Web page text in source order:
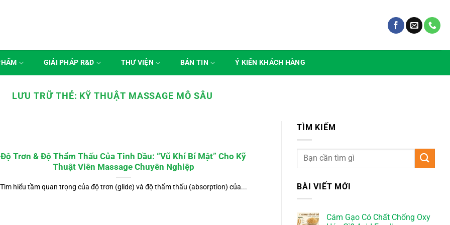
GIẢI PHÁP R&D THƯ VIỆN BẢN TIN Ý KIẾN KHÁCH HÀNG
LƯU TRỮ THẺ: KỸ THUẬT MASSAGE MÔ SÂU
Độ Trơn & Độ Thẩm Thấu Của Tinh Dầu: “Vũ Khí Bí Mật” Cho Kỹ
Thuật Viên Massage Chuyên Nghiệp
Tìm hiểu tầm quan trọng của độ trơn (glide) và độ thẩm thấu (absorption) của...
TÌM KIẾM
BÀI VIẾT MỚI
Cám Gạo Có Chất Chống Oxy